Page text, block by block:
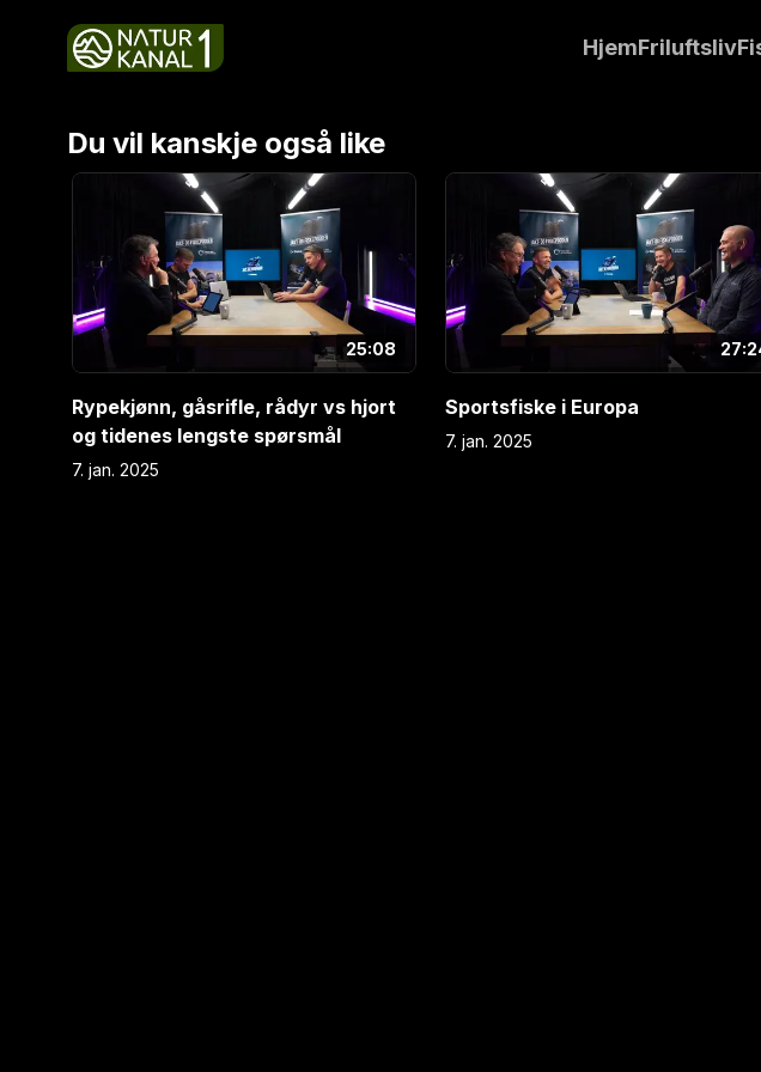
HjemFriluftsliv
når orrfugl flokker seg om høsten? Vi tar også turen innom noen
ubehagelige parasitter som kan bli med skogsfuglen hjem sammen
med deg. I studio; Jo Inge Breisjøberget, Espen Farstad og Trond
Du vil kanskje også like
25:08
Rypekjønn, gåsrifle, rådyr vs hjort
og tidenes lengste spørsmål
7. jan. 2025
E1
Sportsfiske i Europa
7. jan. 2025